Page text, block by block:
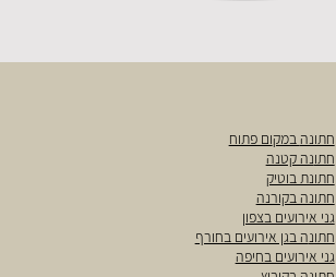
חתונהבמקום פתוח
חתונה קטנה
חתונת בוטיק
חתונה בקורנה
גני אירועים בצפון
חתונה בגן אירועים בחורף
גני אירועים בחיפה